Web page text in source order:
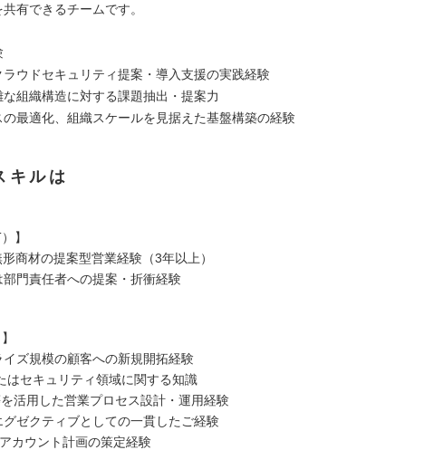
有できるチームです。
ラウドセキュリティ提案・導入支援の実践経験
な組織構造に対する課題抽出・提案力
の最適化、組織スケールを見据えた基盤構築の経験
キルは
】
形商材の提案型営業経験（3年以上）
部門責任者への提案・折衝経験
イズ規模の顧客への新規開拓経験
はセキュリティ領域に関する知識
を活用した営業プロセス設計・運用経験
グゼクティブとしての一貫したご経験
カウント計画の策定経験